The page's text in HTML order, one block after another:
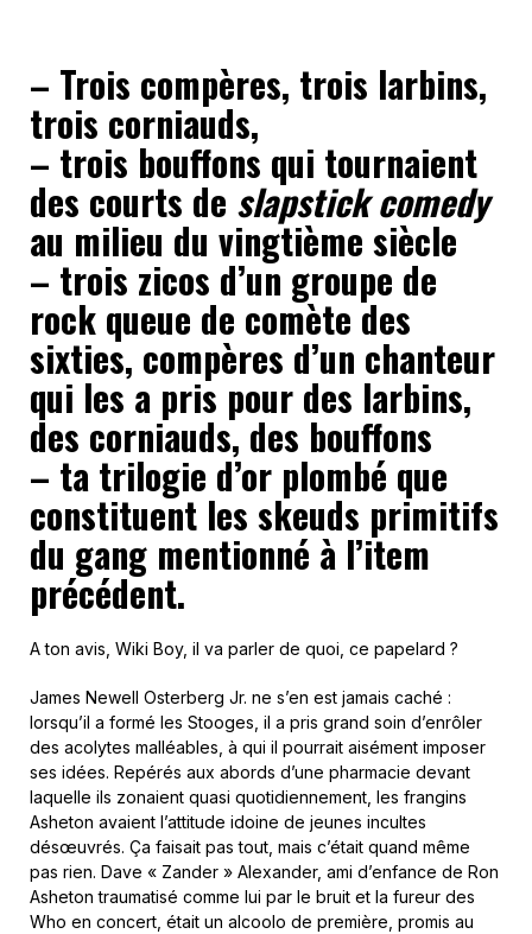
– Trois compères, trois larbins,
trois corniauds,
– trois bouffons qui tournaient
des courts de slapstick comedy
au milieu du vingtième siècle
– trois zicos d’un groupe de
rock queue de comète des
sixties, compères d’un chanteur
qui les a pris pour des larbins,
des corniauds, des bouffons
– ta trilogie d’or plombé que
constituent les skeuds primitifs
du gang mentionné à l’item
précédent.
A ton avis, Wiki Boy, il va parler de quoi, ce papelard ?
James Newell Osterberg Jr. ne s’en est jamais caché :
lorsqu’il a formé les Stooges, il a pris grand soin d’enrôler
des acolytes malléables, à qui il pourrait aisément imposer
ses idées. Repérés aux abords d’une pharmacie devant
laquelle ils zonaient quasi quotidiennement, les frangins
Asheton avaient l’attitude idoine de jeunes incultes
désœuvrés. Ça faisait pas tout, mais c’était quand même
pas rien. Dave « Zander » Alexander, ami d’enfance de Ron
Asheton traumatisé comme lui par le bruit et la fureur des
Who en concert, était un alcoolo de première, promis au